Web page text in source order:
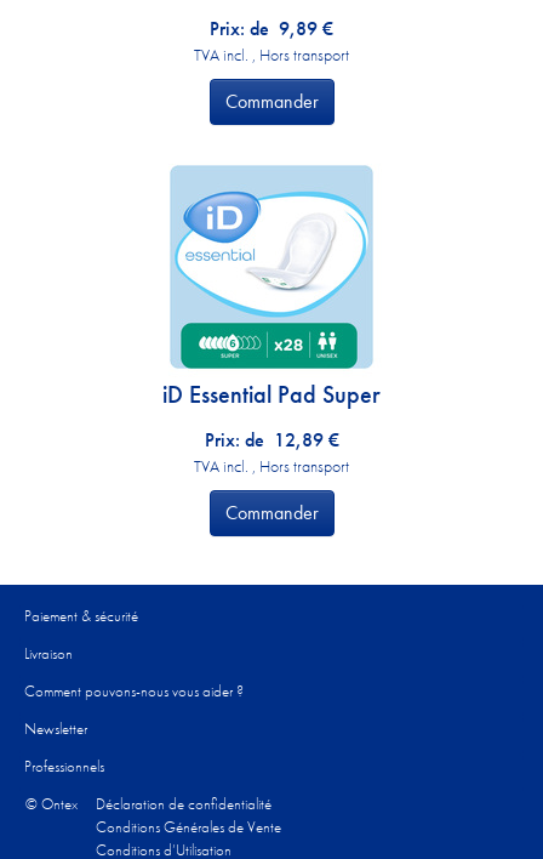
Prix: de 9,89€
TVA incl. , Hors transport
Commander
iD Essential Pad Super
Prix: de 12,89 €
TVA incl. , Hors transport
Commander
Paiement & sécurité
Livraison
Comment pouvons-nous vous aider ?​
Newsletter
Professionnels
© Ontex
Déclaration de confidentialité
Conditions Générales de Vente
Conditions d’Utilisation